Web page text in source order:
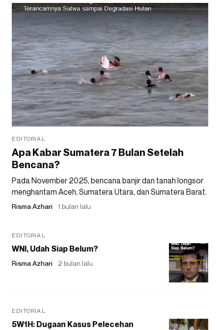
EDITORIAL
Apa Kabar Sumatera 7 Bulan Setelah
Bencana?
Pada November 2025, bencana banjir dan tanah longsor
menghantam Aceh, Sumatera Utara, dan Sumatera Barat.
Risma Azhari 1 bulan lalu
EDITORIAL
WNI, Udah Siap Belum?
Risma Azhari 2 bulan lalu
EDITORIAL
5W1H: Dugaan Kasus Pelecehan